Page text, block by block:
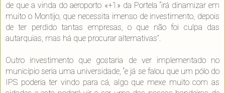
de que a vinda do aeroporto «+1» da Portela “irá dinamizar em
muito o Montijo, que necessita imenso de investimento, depois
de ter perdido tantas empresas, o que não foi culpa das
autarquias, mas há que procurar alternativas”.
Outro investimento que gostaria de ver implementado no
município seria uma universidade, “e já se falou que um pólo do
IPS poderia ter vindo para cá, algo que mexe muito com as